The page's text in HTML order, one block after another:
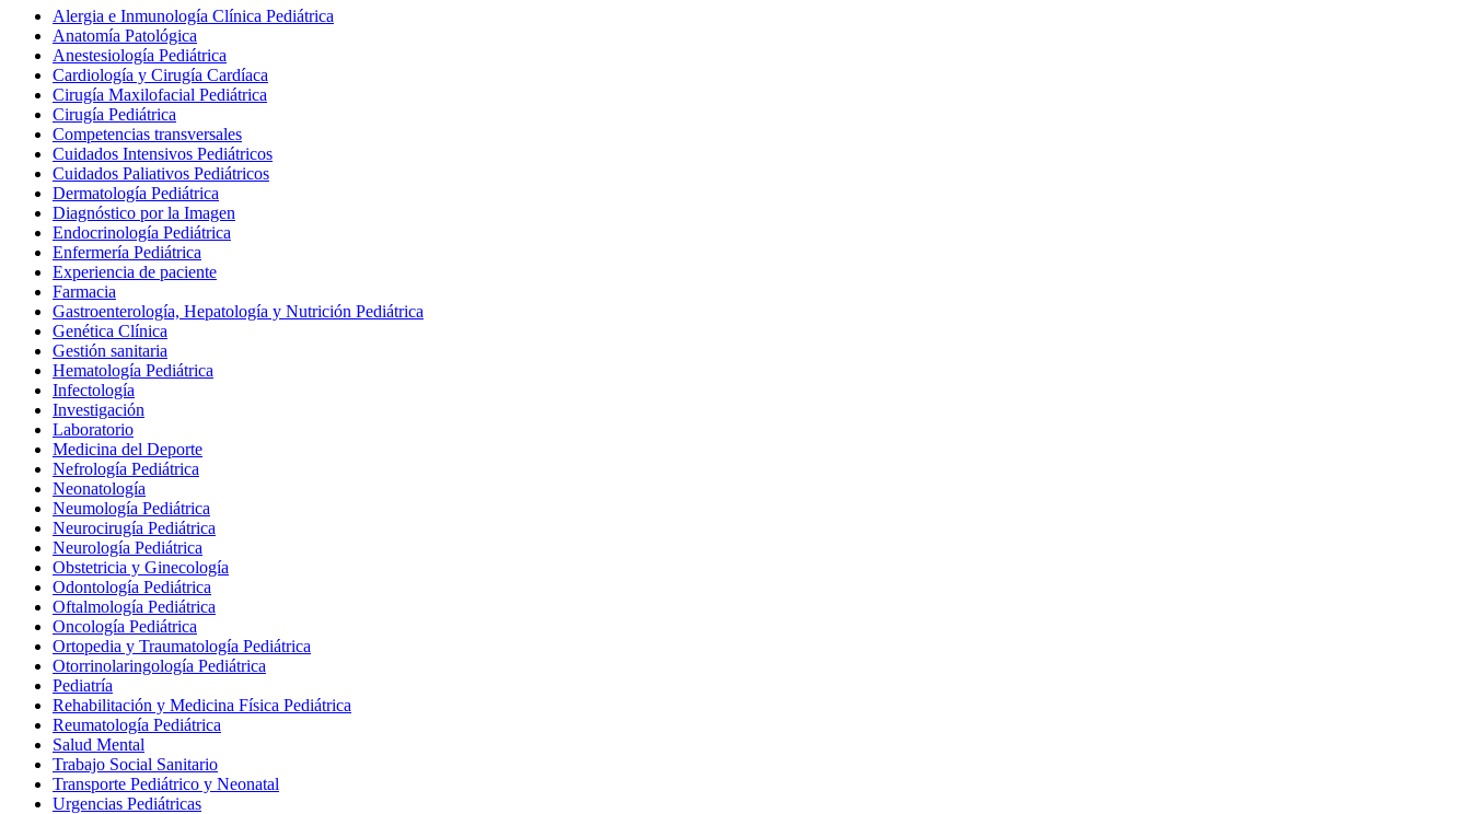
Alergia e Inmunología Clínica Pediátrica
Anatomía Patológica
Anestesiología Pediátrica
Cardiología y Cirugía Cardíaca
Cirugía Maxilofacial Pediátrica
Cirugía Pediátrica
Competencias transversales
Cuidados Intensivos Pediátricos
Cuidados Paliativos Pediátricos
Dermatología Pediátrica
Diagnóstico por la Imagen
Endocrinología Pediátrica
Enfermería Pediátrica
Experiencia de paciente
Farmacia
Gastroenterología, Hepatología y Nutrición Pediátrica
Genética Clínica
Gestión sanitaria
Hematología Pediátrica
Infectología
Investigación
Laboratorio
Medicina del Deporte
Nefrología Pediátrica
Neonatología
Neumología Pediátrica
Neurocirugía Pediátrica
Neurología Pediátrica
Obstetricia y Ginecología
Odontología Pediátrica
Oftalmología Pediátrica
Oncología Pediátrica
Ortopedia y Traumatología Pediátrica
Otorrinolaringología Pediátrica
Pediatría
Rehabilitación y Medicina Física Pediátrica
Reumatología Pediátrica
Salud Mental
Trabajo Social Sanitario
Transporte Pediátrico y Neonatal
Urgencias Pediátricas